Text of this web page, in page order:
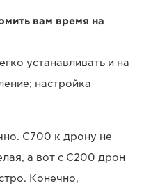
вам время на
устанавливать и на
настройка
C700 к дрону не
а вот с C200 дрон
Конечно,